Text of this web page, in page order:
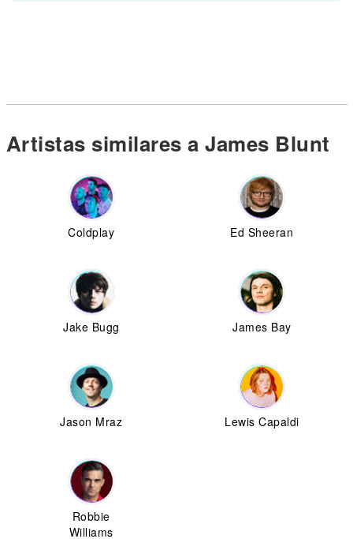
Artistas similares a James Blunt
Coldplay Ed Sheeran
Jake Bugg James Bay
Jason Mraz Lewis Capaldi
Robbie
Williams